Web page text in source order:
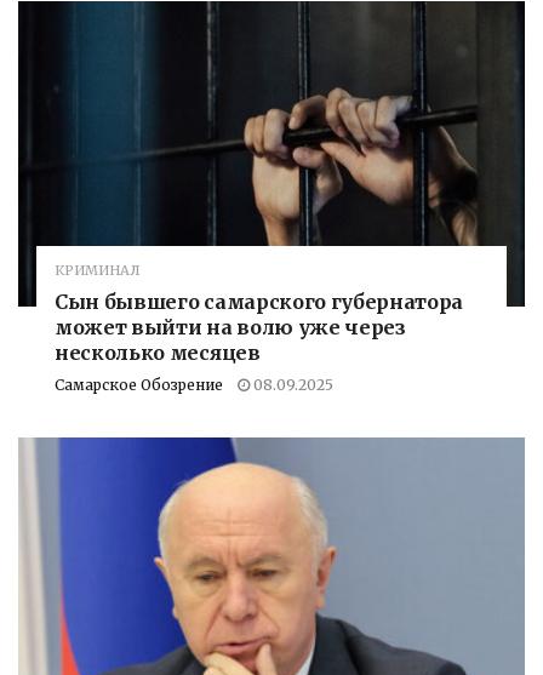
КРИМИНАЛ
Сын бывшего самарского губернатора
может выйти на волю уже через
несколько месяцев
Самарское Обозрение 08.09.2025